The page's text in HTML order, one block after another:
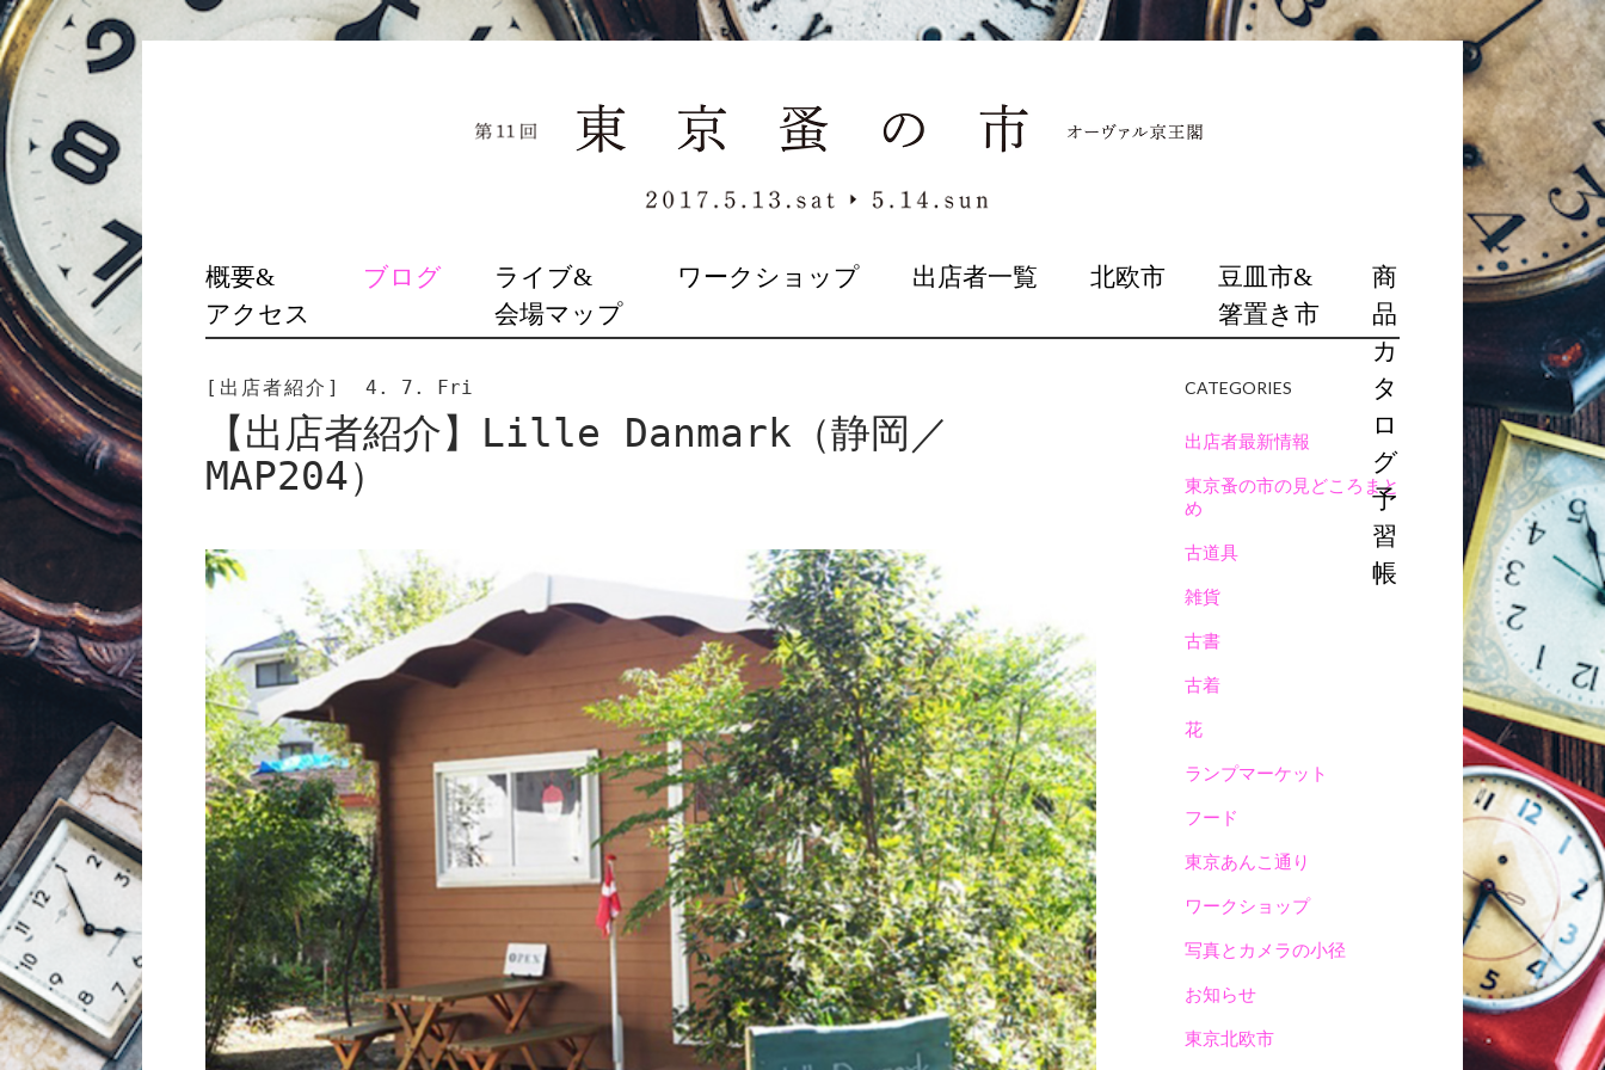
SKIP
TO
CONTENT
概要&
アクセス
ブログ
ライブ&
会場マップ
ワークショップ 出店者一覧 北欧市
豆皿市&
箸置き市
商
品
カ
タ
ロ
グ
予
習
帳
[出店者紹介] 4. 7. Fri
【出店者紹介】Lille Danmark（静岡／
MAP204）
CATEGORIES
出店者最新情報
東京蚤の市の見どころまと
め
古道具
雑貨
古書
古着
花
ランプマーケット
フード
東京あんこ通り
ワークショップ
写真とカメラの小径
お知らせ
東京北欧市